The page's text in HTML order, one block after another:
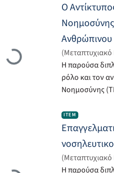
Loading...
Ο
Νοημοσύνης
(
Επιχειρήσεων,
και Διοίκησης,
Πάφου,2026-07
Η παρούσα
ρόλο και τον
Νοημοσύνης
επιχειρησιακές
όσο και στις
κανονιστικές
αναπτύσσεται
Item type:
ITEM ,
(
Διοίκησης,
Η παρούσα